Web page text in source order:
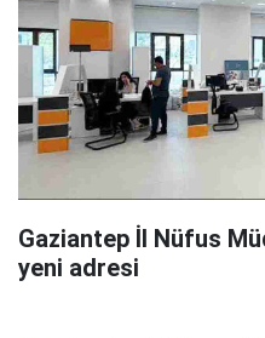
Gaziantep İl Nüfus
yeni adresi